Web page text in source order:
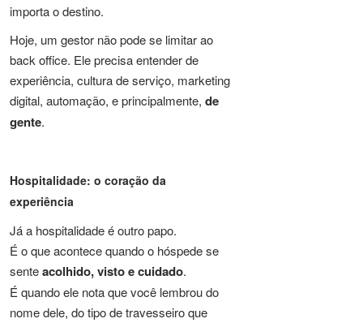
importa o destino.
Hoje, um gestor não pode se limitar ao
back office. Ele precisa entender de
experiência, cultura de serviço, marketing
digital, automação, e principalmente, de
gente.
Hospitalidade: o coração da
experiência
Já a hospitalidade é outro papo.
É o que acontece quando o hóspede se
senteacolhido, visto e cuidado.
É quando ele nota que você lembrou do
nome dele, do tipo de travesseiro que